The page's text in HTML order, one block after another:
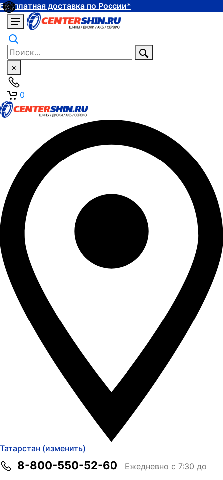
Бесплатная доставка по России*
×
0
Татарстан (изменить)
8-800-550-52-60 Ежедневно с 7:30 до